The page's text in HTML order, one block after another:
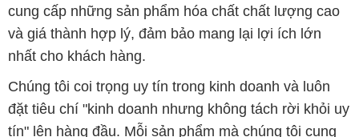
cung cấp những sản phẩm hóa chất chất lượng cao
và giá thành hợp lý, đảm bảo mang lại lợi ích lớn
nhất cho khách hàng.
Chúng tôi coi trọng uy tín trong kinh doanh và luôn
đặt tiêu chí "kinh doanh nhưng không tách rời khỏi uy
tín" lên hàng đầu. Mỗi sản phẩm mà chúng tôi cung